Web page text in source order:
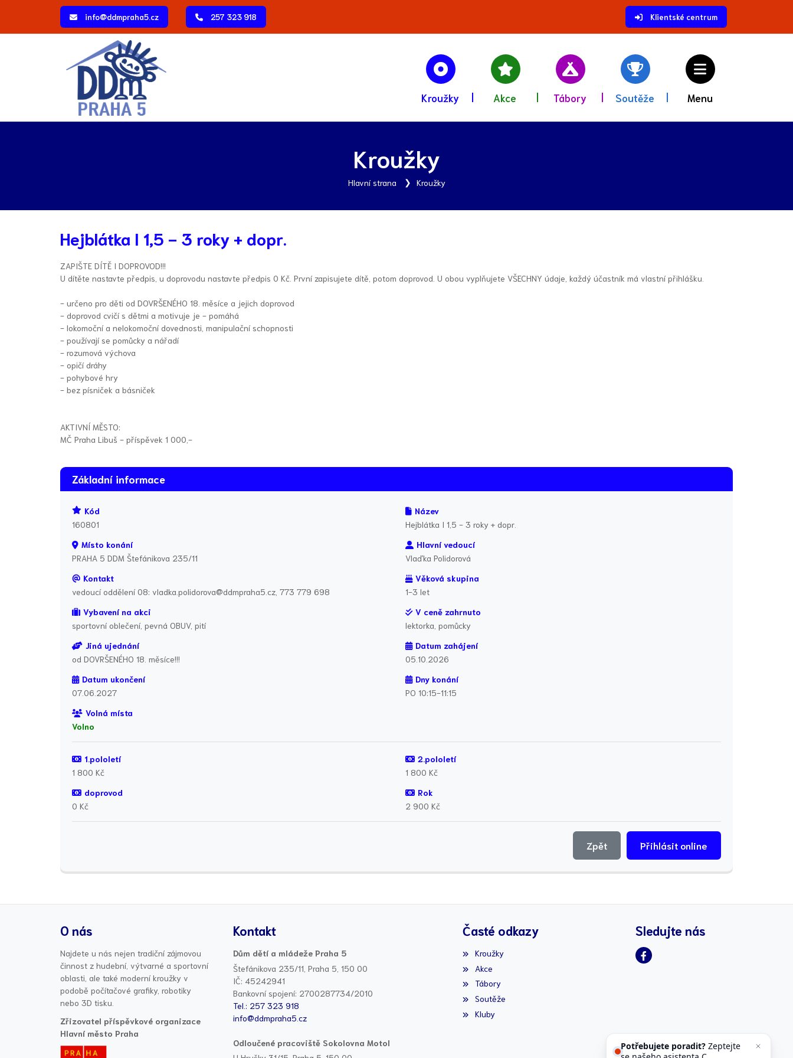
info@ddmpraha5.cz 257 323 918 Klientské centrum
Kroužky Akce Tábory Soutěže Menu
Kroužky
Hlavní strana Kroužky
Hejblátka I 1,5 - 3 roky + dopr.
ZAPIŠTE DÍTĚ I DOPROVOD!!!
U dítěte nastavte předpis, u doprovodu nastavte předpis 0 Kč. První zapisujete dítě, potom doprovod. U obou vyplňujete VŠECHNY údaje, každý účastník má vlastní přihlášku.
- určeno pro děti od DOVRŠENÉHO 18. měsíce a jejich doprovod
- doprovod cvičí s dětmi a motivuje je - pomáhá
- lokomoční a nelokomoční dovednosti, manipulační schopnosti
- používají se pomůcky a nářadí
- rozumová výchova
- opičí dráhy
- pohybové hry
- bez písniček a básniček
AKTIVNÍ MĚSTO:
MČ Praha Libuš - příspěvek 1 000,-
Základní informace
Kód
160801
Název
Hejblátka I 1,5 - 3 roky + dopr.
Místo konání
PRAHA 5 DDM Štefánikova 235/11
Hlavní vedoucí
Vlaďka Polidorová
Kontakt
vedoucí oddělení 08: vladka.polidorova@ddmpraha5.cz, 773 779 698
Věková skupina
1-3 let
Vybavení na akci
sportovní oblečení, pevná OBUV, pití
V ceně zahrnuto
lektorka, pomůcky
Jiná ujednání
od DOVRŠENÉHO 18. měsíce!!!
Datum zahájení
05.10.2026
Datum ukončení
07.06.2027
Dny konání
PO 10:15-11:15
Volná místa
Volno
1.pololetí
1 800 Kč
2.pololetí
1 800 Kč
doprovod
0 Kč
Rok
2 900 Kč
Přihlásit online
Zpět
O nás
Najdete u nás nejen tradiční zájmovou
činnost z hudební, výtvarné a sportovní
oblasti, ale také moderní kroužky v
podobě počítačové grafiky, robotiky
nebo 3D tisku.
Zřizovatel příspěvkové organizace
Hlavní město Praha
Kontakt
Dům dětí a mládeže Praha 5
Štefánikova 235/11, Praha 5, 150 00
IČ: 45242941
Bankovní spojení: 2700287734/2010
Tel.: 257 323 918
info@ddmpraha5.cz
Odloučené pracoviště Sokolovna Motol
Časté odkazy
Kroužky
Akce
Tábory
Soutěže
Kluby
Sledujte nás
Potřebujete poradit? Zeptejte